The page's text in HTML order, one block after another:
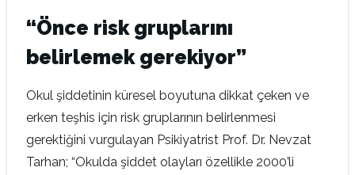
“Önce risk gruplarını
belirlemek gerekiyor”
Okul şiddetinin küresel boyutuna dikkat çeken ve
erken teşhis için risk gruplarının belirlenmesi
gerektiğini vurgulayan Psikiyatrist Prof. Dr. Nevzat
Tarhan; “Okulda şiddet olayları özellikle 2000’li